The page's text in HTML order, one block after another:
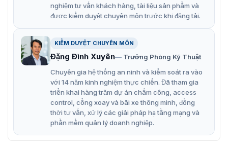
Hỗ trợ dịch vụ đám mây HIK-Connect.
nghiệm tư vấn khách hàng, tài liệu sản phẩm và
được kiểm duyệt chuyên môn trước khi đăng tải.
KIỂM DUYỆT CHUYÊN MÔN
Đặng Đình Xuyên
Trưởng Phòng Kỹ Thuật
Chuyên gia hệ thống an ninh và kiểm soát ra vào
với 14 năm kinh nghiệm thực chiến. Đã tham gia
triển khai hàng trăm dự án chấm công, access
control, cổng xoay và bãi xe thông minh, đồng
thời tư vấn, xử lý các giải pháp hạ tầng mạng và
phần mềm quản lý doanh nghiệp.